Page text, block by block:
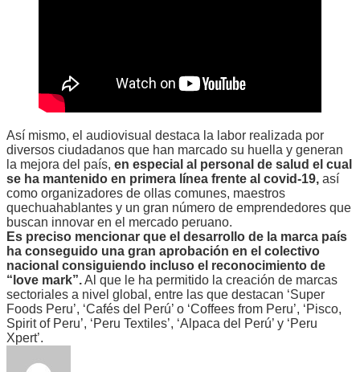
Así mismo, el audiovisual destaca la labor realizada por
diversos ciudadanos que han marcado su huella y generan
la mejora del país, en especial al personal de salud el cual
se ha mantenido en primera línea frente al covid-19, así
como organizadores de ollas comunes, maestros
quechuahablantes y un gran número de emprendedores que
buscan innovar en el mercado peruano.
Es preciso mencionar que el desarrollo de la marca país
ha conseguido una gran aprobación en el colectivo
nacional consiguiendo incluso el reconocimiento de
“love mark”.Al que le ha permitido la creación de marcas
sectoriales a nivel global, entre las que destacan ‘Super
Foods Peru’, ‘Cafés del Perú’ o ‘Coffees from Peru’, ‘Pisco,
Spirit of Peru’, ‘Peru Textiles’, ‘Alpaca del Perú’ y ‘Peru
Xpert’.